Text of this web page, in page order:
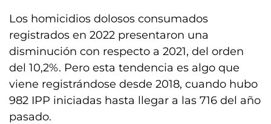
Los homicidios dolosos consumados
registrados en 2022 presentaron una
disminución con respecto a 2021, del orden
del 10,2%. Pero esta tendencia es algo que
viene registrándose desde 2018, cuando hubo
982 IPP iniciadas hasta llegar a las 716 del año
pasado.